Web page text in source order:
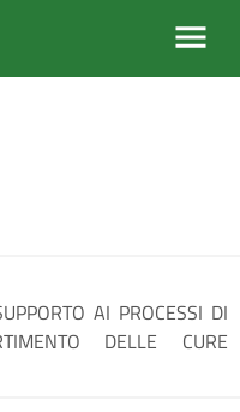
AI PROCESSI DI
DELLE CURE